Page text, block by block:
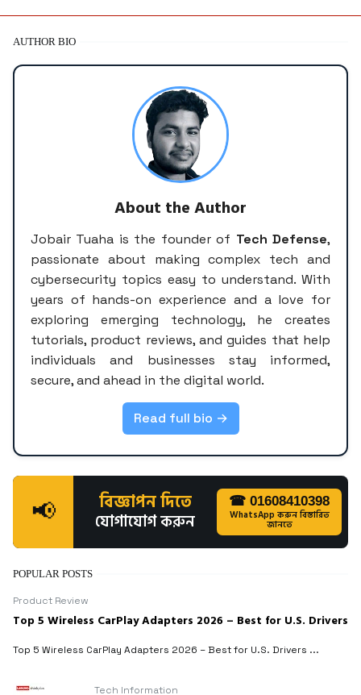
AUTHOR BIO
About the Author
Jobair Tuaha is the founder of Tech Defense,
passionate about making complex tech and
cybersecurity topics easy to understand. With
years of hands-on experience and a love for
exploring emerging technology, he creates
tutorials, product reviews, and guides that help
individuals and businesses stay informed,
secure, and ahead in the digital world.
Read full bio →
📢 বিজ্ঞাপন দিতে
যোগাযোগ করুন
☎ 01608410398
WhatsApp করুন বিস্তারিত
জানতে
POPULAR POSTS
Product Review
Top 5 Wireless CarPlay Adapters 2026 – Best for U.S. Drivers
Top 5 Wireless CarPlay Adapters 2026 – Best for U.S. Drivers ...
Tech Information